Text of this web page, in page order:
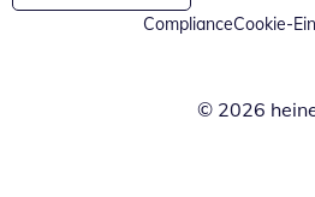
ComplianceCookie-
© 2026